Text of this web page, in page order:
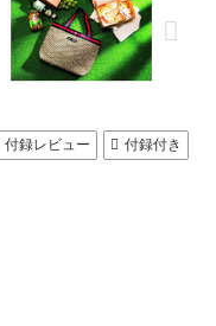
付録レビュー
付録付き